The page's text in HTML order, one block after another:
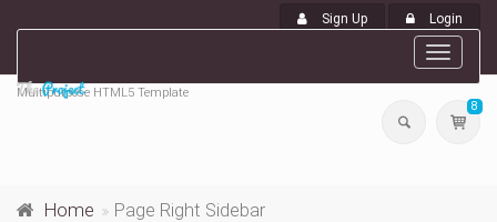
Sign Up Login
8
Multipurpose HTML5 Template
Toggle
Home Page Right Sidebar